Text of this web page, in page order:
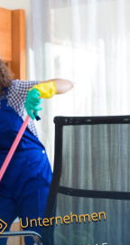
Unternehmen